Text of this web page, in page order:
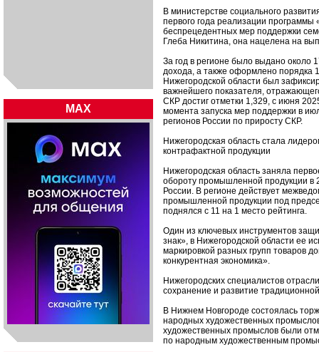
MAX
В министерстве социального
первого года реализации
беспрецедентных мер поддержки
Глеба Никитина, она нацелена на
За год в регионе было выдано около
дохода, а также оформлено порядка
Нижегородской области был
важнейшего показателя,
СКР достиг отметки 1,329, с июня
момента запуска мер поддержки в
регионов России по приросту СКР.
Нижегородская область стала
контрафактной продукции
Нижегородская область заняла
обороту промышленной продукции в
России. В регионе действует
промышленной продукции под
поднялся с 11 на 1 место рейтинга.
Один из ключевых инструментов
знак», в Нижегородской области ее
маркировкой разных групп товаров
конкурентная экономика».
Нижегородских специалистов
сохранение и развитие
В Нижнем Новгороде состоялась
народных художественных
художественных промыслов были
по народным художественным